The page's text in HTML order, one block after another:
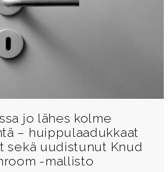
jo lähes kolme
– huippulaadukkaat
sekä uudistunut Knud
-mallisto